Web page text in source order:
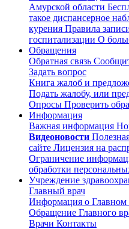
Амурской области
такое диспансерное
курения Правила
госпитализации О
Обращения
Обратная связь
Задать вопрос
Книга жалоб и
Подать жалобу, или
Опросы Проверить
Информация
Важная информация
Видеоновости
сайте Лицензия на
Ограничение
обработки
Учреждение
Главный врач
Информация о Главном
Обращение Главного
Врачи Контакты